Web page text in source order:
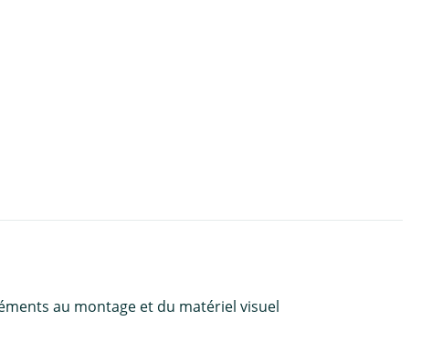
au montage et du matériel visuel